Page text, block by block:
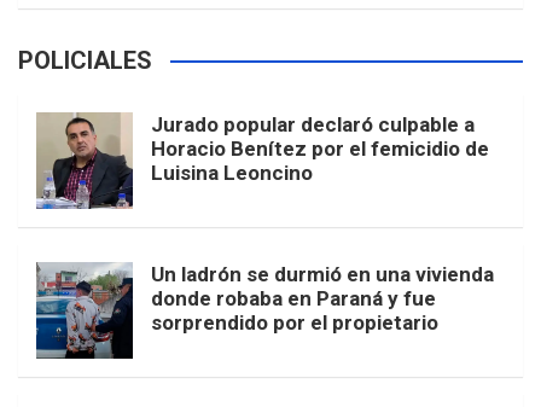
POLICIALES
Jurado popular declaró culpable a
Horacio Benítez por el femicidio de
Luisina Leoncino
Un ladrón se durmió en una vivienda
donde robaba en Paraná y fue
sorprendido por el propietario